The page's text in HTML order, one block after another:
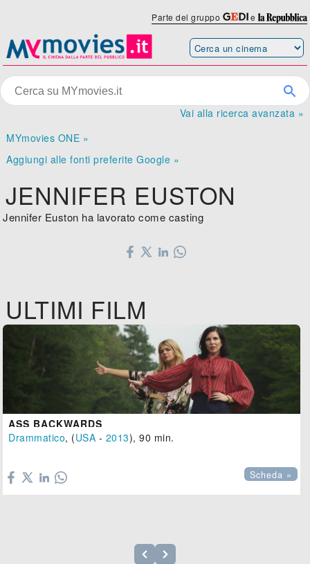
Parte del gruppo e
Vai alla ricerca avanzata »
MYmovies ONE »
Aggiungi alle fonti preferite Google »
JENNIFER EUSTON
Jennifer Euston ha lavorato come casting
ULTIMI FILM
ASS BACKWARDS
Drammatico, (USA - 2013), 90 min.
Scheda »